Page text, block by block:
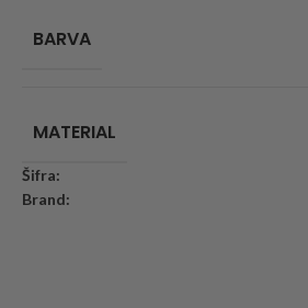
BARVA
MATERIAL
Šifra:
Brand: